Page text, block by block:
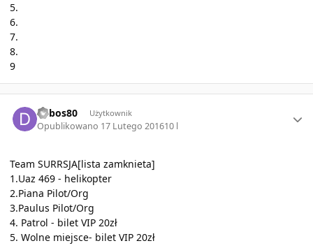
5.
6.
7.
8.
9
dybos80 Użytkownik
Opublikowano 17 Lutego 201610 l
Team SURRSJA[lista zamknieta]
1.Uaz 469 - helikopter
2.Piana Pilot/Org
3.Paulus Pilot/Org
4. Patrol - bilet VIP 20zł
5. Wolne miejsce- bilet VIP 20zł